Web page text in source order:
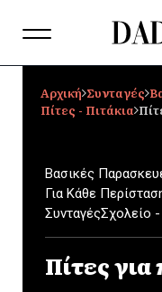
Αρχική Συνταγές
Πίτες - Πιτάκια
Βασικές
Για Κάθε
ΣυνταγέςΣχολείο
Πίτες για